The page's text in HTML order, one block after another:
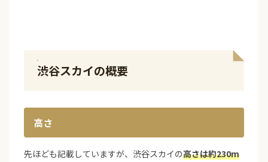
渋谷スカイの概要
高さ
先ほども記載していますが、渋谷スカイの高さは約230m